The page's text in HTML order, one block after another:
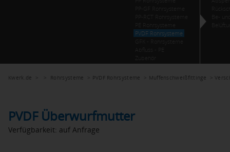
Kwerk.de > > Rohrsysteme > PVDF Rohrsysteme > Muffenschweißfittinge >
PVDF Überwurfmutter
Verfügbarkeit: auf Anfrage